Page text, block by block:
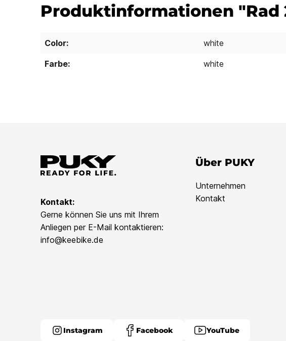
Produktinformationen "Rad
Color: white
Farbe: white
Kontakt:
Gerne können Sie uns mit Ihrem
Anliegen per E-Mail kontaktieren:
info@keebike.de
Über PUKY
Unternehmen
Kontakt
Instagram Facebook YouTube